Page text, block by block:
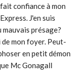
confiance à mon
J'en suis
présage?
mon foyer. Peut-
en petit démon
Mc Gonagall